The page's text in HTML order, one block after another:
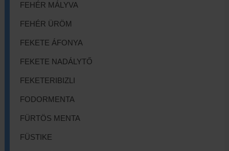
FEHÉR MÁLYVA
FEHÉR ÜRÖM
FEKETE ÁFONYA
FEKETE NADÁLYTŐ
FEKETERIBIZLI
FODORMENTA
FÜRTÖS MENTA
FÜSTIKE